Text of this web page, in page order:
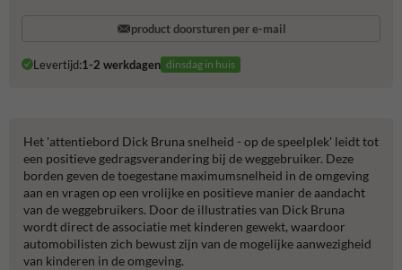
product doorsturen per e-mail
Levertijd:1-2 werkdagen dinsdag in huis
Het 'attentiebord Dick Bruna snelheid - op de speelplek' leidt tot
een positieve gedragsverandering bij de weggebruiker. Deze
borden geven de toegestane maximumsnelheid in de omgeving
aan en vragen op een vrolijke en positieve manier de aandacht
van de weggebruikers. Door de illustraties van Dick Bruna
wordt direct de associatie met kinderen gewekt, waardoor
automobilisten zich bewust zijn van de mogelijke aanwezigheid
van kinderen in de omgeving.